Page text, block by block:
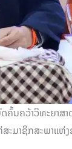
ຄົ້ນຄວ້າວິທະຍ
ມາຊິກສະພາແ